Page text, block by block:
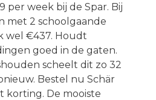
per week bij de Spar. Bij
met 2 schoolgaande
wel €437. Houdt
goed in de gaten.
scheelt dit zo 32
Bestel nu Schär
korting. De mooiste